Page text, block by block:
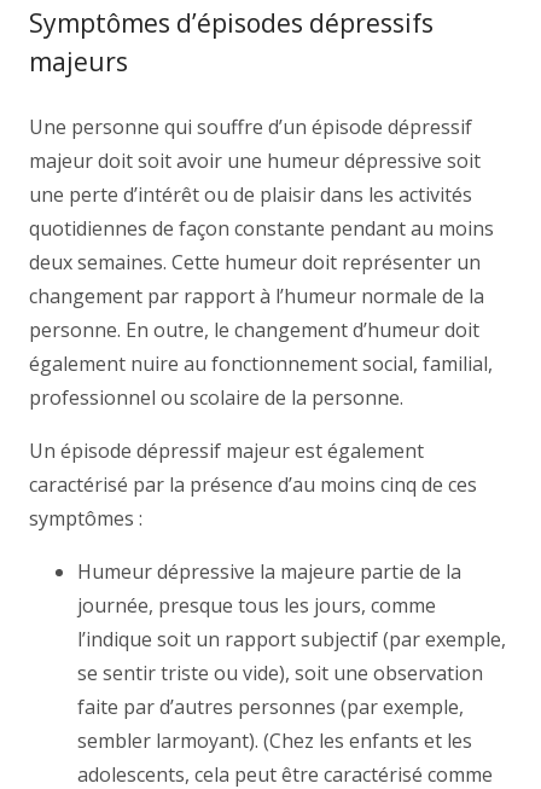
Symptômes d’épisodes dépressifs
majeurs
Une personne qui souffre d’un épisode dépressif
majeur doit soit avoir une humeur dépressive soit
une perte d’intérêt ou de plaisir dans les activités
quotidiennes de façon constante pendant au moins
deux semaines. Cette humeur doit représenter un
changement par rapport à l’humeur normale de la
personne. En outre, le changement d’humeur doit
également nuire au fonctionnement social, familial,
professionnel ou scolaire de la personne.
Un épisode dépressif majeur est également
caractérisé par la présence d’au moins cinq de ces
symptômes :
Humeur dépressive la majeure partie de la
journée, presque tous les jours, comme
l’indique soit un rapport subjectif (par exemple,
se sentir triste ou vide), soit une observation
faite par d’autres personnes (par exemple,
sembler larmoyant). (Chez les enfants et les
adolescents, cela peut être caractérisé comme